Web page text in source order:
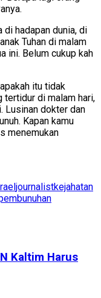
di hadapan dunia, di
Tuhan di malam
ini. Belum cukup kah
itu tidak
tertidur di malam hari,
Lusinan dokter dan
Kapan kamu
menemukan
journalistkejahatan
Kaltim Harus